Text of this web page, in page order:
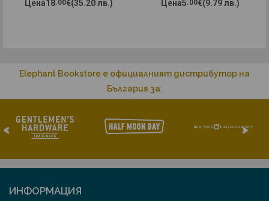
Цена18.00€(35.20 лв.) Цена5.00€(9.79 лв.)
Elephant Bookstore е официалният дистрибутор на
България за:
< >
ИНФОРМАЦИЯ